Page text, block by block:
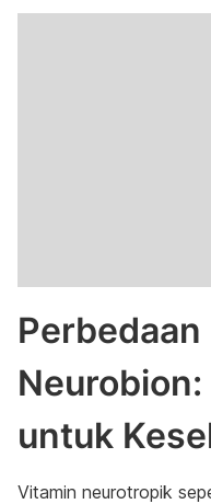
untuk
Vitamin neurotropik